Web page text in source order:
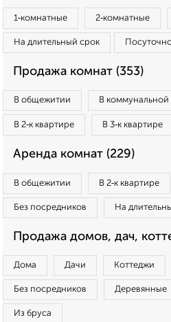
1‑комнатные 2‑комнатные
На длительный срок
Продажа комнат (353)
В общежитии В коммунальной
В 2‑к квартире В 3‑к квартире
Аренда комнат (229)
В общежитии В 2‑к квартире
Без посредников На
Продажа домов, дач,
Дома Дачи Коттеджи
Без посредников Деревянные
Из бруса